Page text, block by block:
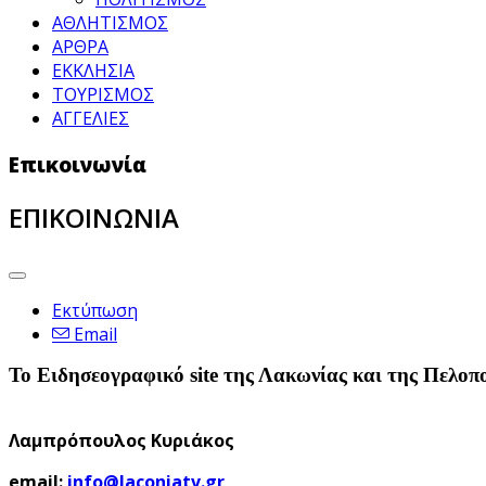
ΑΘΛΗΤΙΣΜΟΣ
ΑΡΘΡΑ
ΕΚΚΛΗΣΙΑ
ΤΟΥΡΙΣΜΟΣ
ΑΓΓΕΛΙΕΣ
Επικοινωνία
ΕΠΙΚΟΙΝΩΝΙΑ
Εκτύπωση
Email
Το Ειδησεογραφικό site της Λακωνίας και της
Λαμπρόπουλος Κυριάκος
email: info@laconiatv.gr